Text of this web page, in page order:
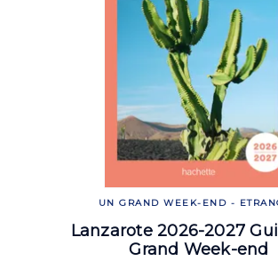
UN GRAND WEEK-END -
Lanzarote 2026-2027
Grand Week-end